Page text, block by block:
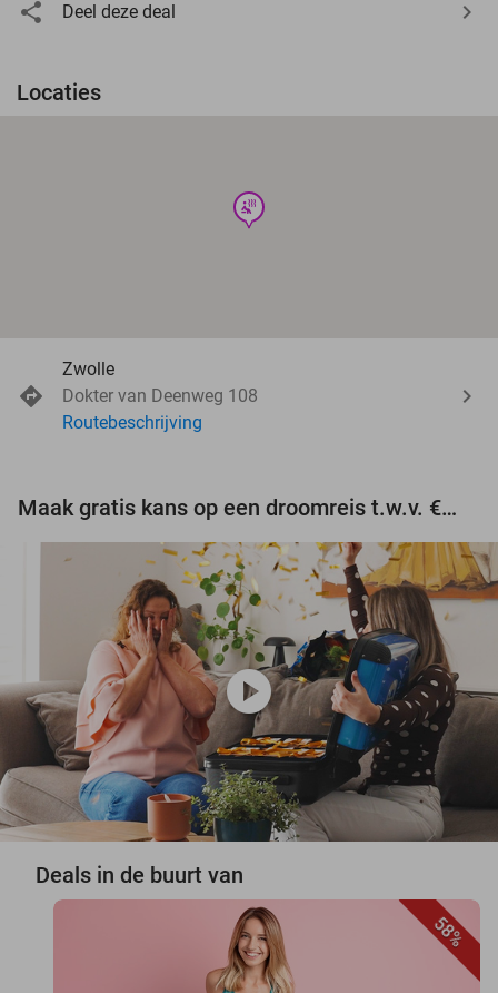
Deel deze deal
Locaties
wellness
Zwolle
Dokter van Deenweg 108
Routebeschrijving
Maak gratis kans op een droomreis t.w.v. €3.000!
play_circle
Deals in de buurt van
58%